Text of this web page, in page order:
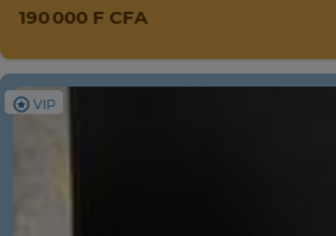
190 000 F CFA
VIP